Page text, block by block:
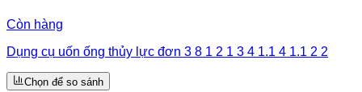
Còn hàng
Dụng cụ uốn ống thủy lực đơn 3 8 1 2 1 3 4 1.1 4 1.1 2 2
Chọn để so sánh